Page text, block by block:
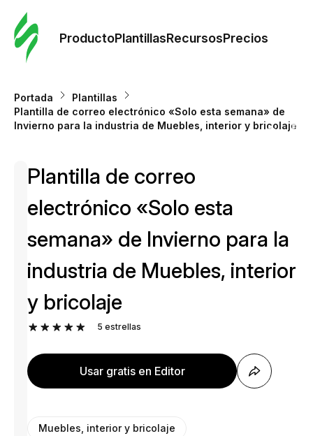
ProductoPlantillasRecursosPrecios
Portada
Plantillas
Plantilla de correo electrónico «Solo esta semana» de
Invierno para la industria de Muebles, interior y bricolaje
Plantilla de correo
electrónico «Solo esta
semana» de Invierno para la
industria de Muebles, interior
y bricolaje
5 estrellas
Usar gratis en Editor
Muebles, interior y bricolaje